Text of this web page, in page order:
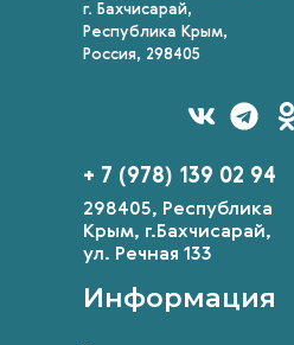
г. Бахчисарай,
Республика Крым,
Россия, 298405
+ 7 (978) 139 02 94
298405, Республика
Крым, г.Бахчисарай,
ул. Речная 133
Информация